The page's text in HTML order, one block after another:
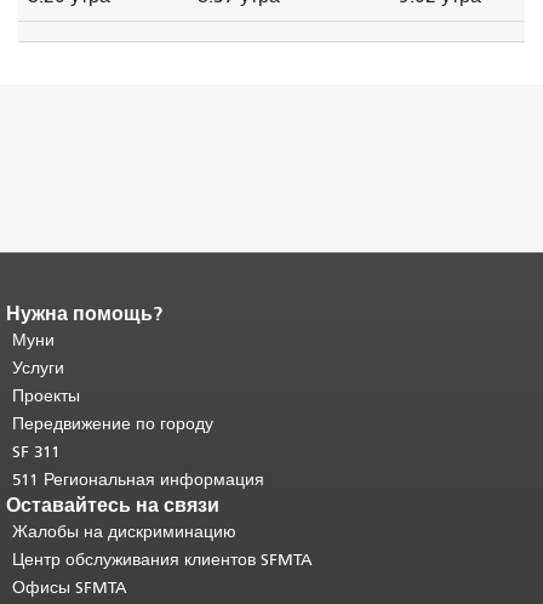
Конец содержимого
страницы.
страницы повторяется на каждой
странице.
основного содержимого .
Нужна помощь?
Муни
Услуги
Проекты
Передвижение по городу
SF 311
511 Региональная информация
Оставайтесь на связи
Жалобы на дискриминацию
Центр обслуживания клиентов SFMTA
Офисы SFMTA